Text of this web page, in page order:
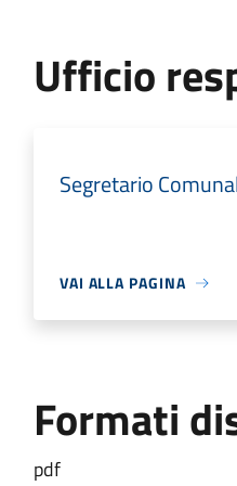
Ufficio
Segretario
VAI ALLA PAGINA
Formati
pdf